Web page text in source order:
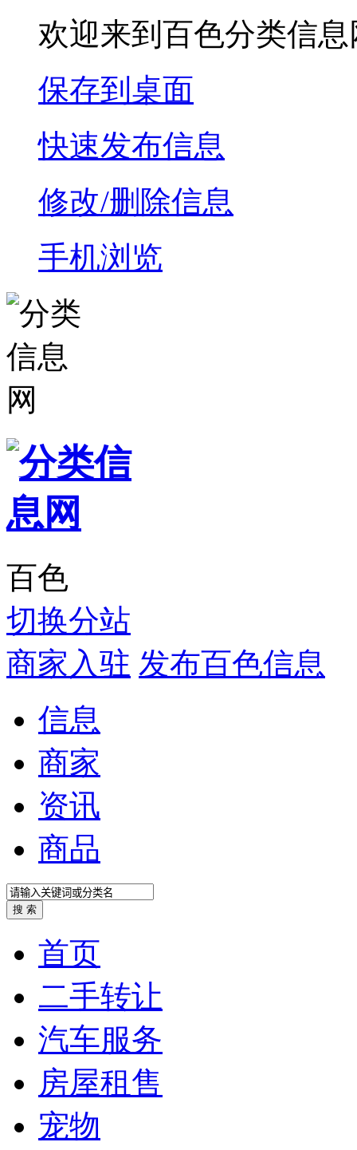
欢迎来到百色分类信息
保存到桌面
快速发布信息
修改/删除信息
手机浏览
百色
切换分站
商家入驻 发布百色信息
信息
商家
资讯
商品
首页
二手转让
汽车服务
房屋租售
宠物